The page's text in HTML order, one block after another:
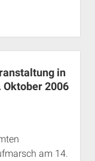
in
2006
am 14.